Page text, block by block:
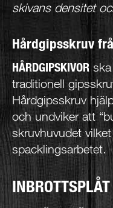
skivans densitet
Hårdgipsskruv
HÅRDGIPSKIVORska
traditionell
Hårdgipsskruv
och undviker att
skruvhuvudet
spacklingsarbetet.
INBROTTSPLÅT